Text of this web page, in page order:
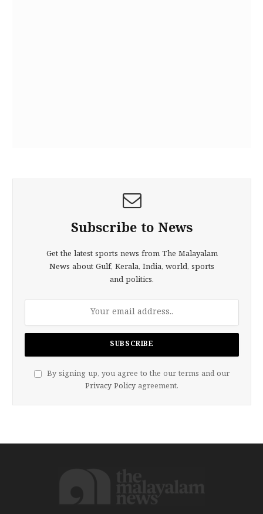
Subscribe to News
Get the latest sports news from The Malayalam
News about Gulf, Kerala, India, world, sports
and politics.
By signing up, you agree to the our terms and our
Privacy Policy agreement.